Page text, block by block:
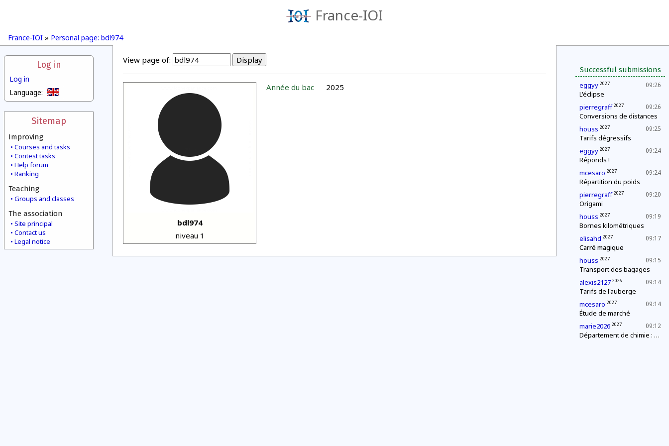
France-IOI
France-IOI » Personal page: bdl974
Log in
Log in
Language:
Sitemap
Improving
Courses and tasks
Contest tasks
Help forum
Ranking
Teaching
Groups and classes
The association
Site principal
Contact us
Legal notice
Successful submissions
09:26
eggyy 2027
L'éclipse
09:26
pierregraff 2027
Conversions de distances
09:25
houss 2027
Tarifs dégressifs
09:24
eggyy 2027
Réponds !
09:24
mcesaro 2027
Répartition du poids
09:20
pierregraff 2027
Origami
09:19
houss 2027
Bornes kilométriques
09:17
elisahd 2027
Carré magique
09:15
houss 2027
Transport des bagages
09:14
alexis2127 2026
Tarifs de l'auberge
09:14
mcesaro 2027
Étude de marché
09:12
marie2026 2027
Département de chimie : mélange explosif
View page of:
bdl974
niveau 1
Année du bac 2025